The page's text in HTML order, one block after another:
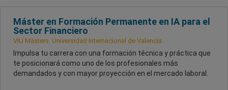
Máster en Formación Permanente en IA para el
Sector Financiero
VIU Másters. Universidad Internacional de Valencia
Impulsa tu carrera con una formación técnica y práctica que
te posicionará como uno de los profesionales más
demandados y con mayor proyección en el mercado laboral.